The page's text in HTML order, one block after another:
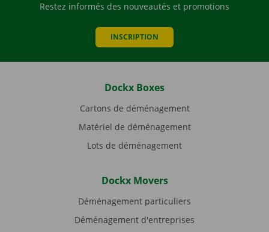
Restez informés des nouveautés et promotions
INSCRIPTION
Dockx Boxes
Cartons de déménagement
Matériel de déménagement
Lots de déménagement
Dockx Movers
Déménagement particuliers
Déménagement d'entreprises